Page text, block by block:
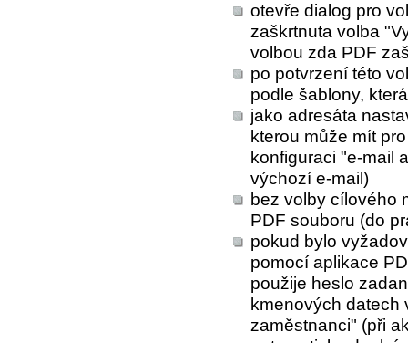
otevře dialog pro
zaškrtnuta volba
volbou zda PDF
po potvrzení této
podle šablony,
jako adresáta
kterou může mít
konfiguraci "e-mail
výchozí e-mail)
bez volby cílového
PDF souboru (do
pokud bylo
pomocí aplikace
použije heslo
kmenových datech
zaměstnanci" (při